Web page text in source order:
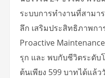
ระบบการทำงานที่สามา
ลึก เสริมประสิทธิภาพก
Proactive
รุก และ พบกับชีวิตระดับ
ต้นเพียง 599 บาทได้แล้